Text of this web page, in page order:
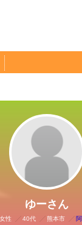
ゆーさん
女性 40代 熊本市